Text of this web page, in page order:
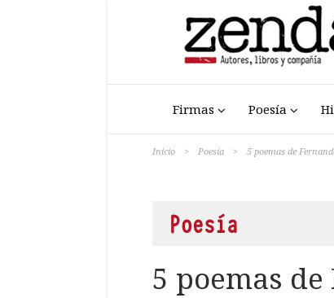
Firmas Poesía
Inicio > Poesía > 5 poemas de
Poesía
5 poemas